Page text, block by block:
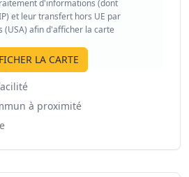
d'informations (dont
et leur transfert hors UE par
(USA) afin d'afficher la carte
LA CARTE
à proximité